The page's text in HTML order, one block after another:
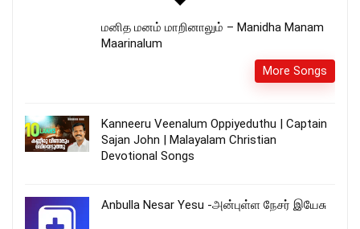
மனித மனம் மாறினாலும் – Manidha Manam
Maarinalum
More Songs
Kanneeru Veenalum Oppiyeduthu | Captain
Sajan John | Malayalam Christian
Devotional Songs
Anbulla Nesar Yesu -அன்புள்ள நேசர் இயேசு